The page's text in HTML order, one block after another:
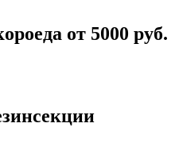
от 5000 руб.